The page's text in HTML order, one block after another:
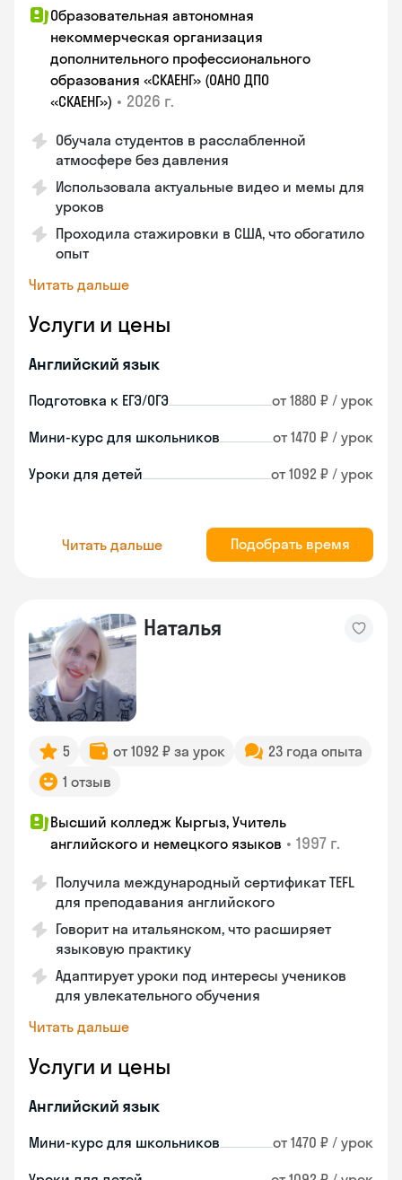
Образовательная автономная
некоммерческая организация
дополнительного профессионального
образования «СКАЕНГ» (ОАНО ДПО
«СКАЕНГ») • 2026 г.
Обучала студентов в расслабленной
атмосфере без давления
Использовала актуальные видео и мемы для
уроков
Проходила стажировки в США, что обогатило
опыт
Читать дальше
Услуги и цены
Английский язык
Подготовка к ЕГЭ/ОГЭ от 1880 ₽ / урок
Мини-курс для школьников от 1470 ₽ / урок
Уроки для детей от 1092 ₽ / урок
Читать дальше Подобрать время
Наталья
5 от 1092 ₽ за урок
23 года опыта
1 отзыв
Высший колледж Кыргыз, Учитель
английского и немецкого языков • 1997 г.
Получила международный сертификат TEFL
для преподавания английского
Говорит на итальянском, что расширяет
языковую практику
Адаптирует уроки под интересы учеников
для увлекательного обучения
Читать дальше
Услуги и цены
Английский язык
Мини-курс для школьников от 1470 ₽ / урок